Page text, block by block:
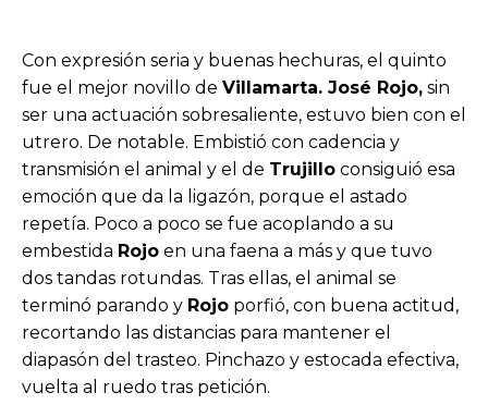
Con expresión seria y buenas hechuras, el quinto
fue el mejor novillo de Villamarta. José Rojo, sin
ser una actuación sobresaliente, estuvo bien con el
utrero. De notable. Embistió con cadencia y
transmisión el animal y el de Trujillo consiguió esa
emoción que da la ligazón, porque el astado
repetía. Poco a poco se fue acoplando a su
embestida Rojo en una faena a más y que tuvo
dos tandas rotundas. Tras ellas, el animal se
terminó parando y Rojo porfió, con buena actitud,
recortando las distancias para mantener el
diapasón del trasteo. Pinchazo y estocada efectiva,
vuelta al ruedo tras petición.